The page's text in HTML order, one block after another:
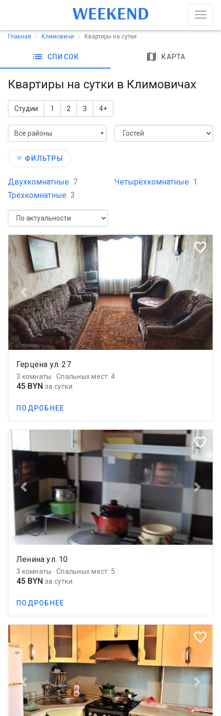
Главная Климовичи Квартиры на сутки
list СПИСОК map КАРТА
Квартиры на сутки в Климовичах
Студии 1 2 3 4+
Все районы
ФИЛЬТРЫ
Двухкомнатные 7
Трёхкомнатные 3
Четырёхкомнатные 1
favorite_border
Previous Next
Герцена ул. 27
3 комнаты · Спальных мест: 4
45 BYN за сутки
ПОДРОБНЕЕ
favorite_border
Previous Next
Ленина ул. 10
3 комнаты · Спальных мест: 5
45 BYN за сутки
ПОДРОБНЕЕ
favorite_border
Previous Next